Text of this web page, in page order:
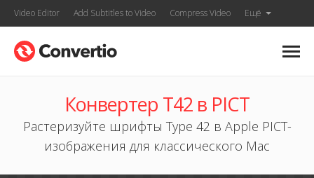
Video Editor Add Subtitles to Video Compress Video Ещё
Конвертер T42 в PICT
Растеризуйте шрифты Type 42 в Apple PICT-
изображения для классического Mac